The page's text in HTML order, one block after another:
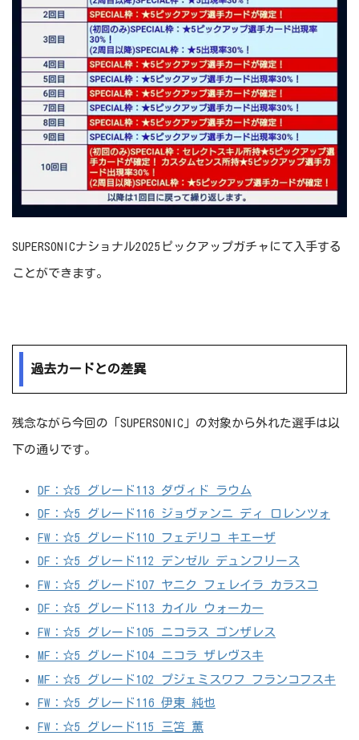
SUPERSONICナショナル2025ピックアップガチャにて入手する
ことができます。
過去カードとの差異
残念ながら今回の「SUPERSONIC」の対象から外れた選手は以
下の通りです。
DF：☆5 グレード113 ダヴィド ラウム
DF：☆5 グレード116 ジョヴァンニ ディ ロレンツォ
FW：☆5 グレード110 フェデリコ キエーザ
DF：☆5 グレード112 デンゼル デュンフリース
FW：☆5 グレード107 ヤニク フェレイラ カラスコ
DF：☆5 グレード113 カイル ウォーカー
FW：☆5 グレード105 ニコラス ゴンザレス
MF：☆5 グレード104 ニコラ ザレヴスキ
MF：☆5 グレード102 プジェミスワフ フランコフスキ
FW：☆5 グレード116 伊東 純也
FW：☆5 グレード115 三笘 薫